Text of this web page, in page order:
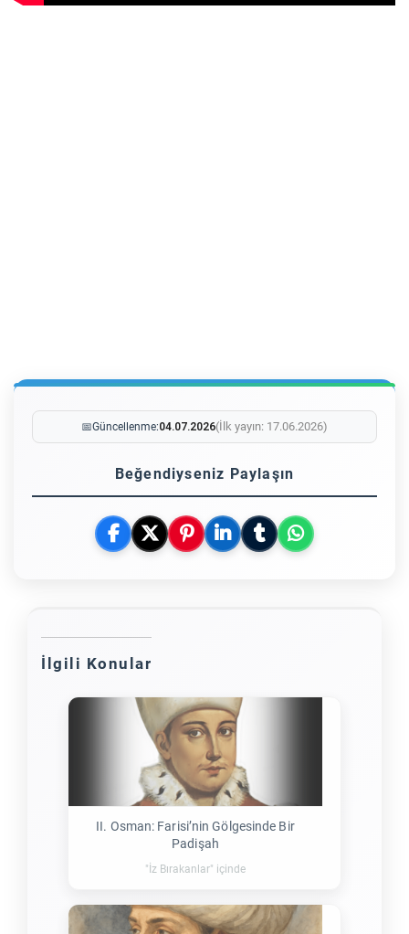
📅Güncellenme:04.07.2026(İlk yayın: 17.06.2026)
Beğendiyseniz Paylaşın
İlgili Konular
II. Osman: Farisi’nin Gölgesinde Bir
Padişah
"İz Bırakanlar" içinde